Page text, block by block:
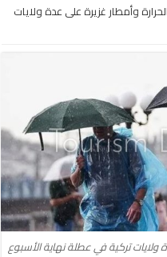
وأمطار غزيرة على عدة ولايات
تركية في عطلة نهاية الأسبوع